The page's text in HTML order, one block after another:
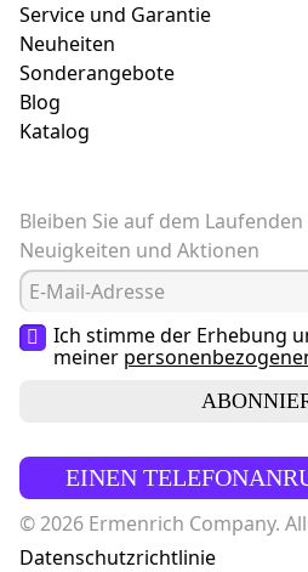
Service und Garantie
Neuheiten
Sonderangebote
Blog
Katalog
Bleiben Sie auf dem
Neuigkeiten und Aktionen
Ich stimme der Erhebung
meiner
EINEN
© 2026 Ermenrich Company.
Datenschutzrichtlinie